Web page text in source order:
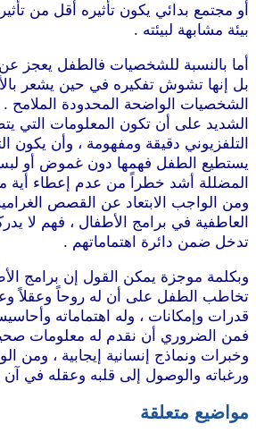
أو مجتمع بدائي يكون تأثيره أقل من
بيئة مشابهة لبيئته .
أما بالنسبة للشخصيات فالطفل يعجز
بل إنها تشوش تفكيره في حين يشعر
الشخصيات الواضحة المحدودة الملامح
الشديد على أن تكون المعلومات التي
التلفزيوني دقيقة ومفهومة ، وأن يكون
يستطيع الطفل فهمها دون غموض أو
المضللة أشد خطراً من عدم إعطاء أية
ومن الواجب الابتعاد عن القصص
العاطفية في برامج الأطفال ، فهم لا
تدخل ضمن دائرة اهتماماتهم .
وبكلمة موجزة يمكن القول إن برامج
تخاطب الطفل على أن له روحاً وعقلاً
قدرات وإمكانات ، وله اهتماماته
فمن الضروري أن نقدم له معلومات
وخبرات ونماذج إنسانية إيجابية ، ومن
ورغباته والوصول إلى قلبه وعقله في آن
مواضيع متعلقة